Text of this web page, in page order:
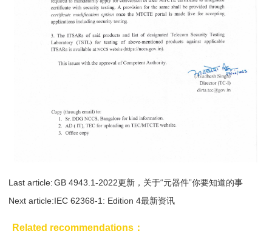
Last article: GB 4943.1-2022更新，关于“元器件”你要知道的事
Next article:IEC 62368-1: Edition 4最新资讯
Related recommendations：